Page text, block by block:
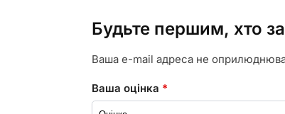
Будьте першим, хто
Ваша e-mail адреса не
Ваша оцінка *